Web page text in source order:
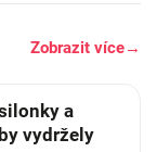
Zobrazit více→
a
vydržely